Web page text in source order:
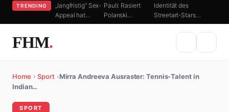
TRENDING
„langfristig“ Sex-
Appeal hat…
Pauli: Rasiert
Polanski…
Identität des
Streetart-Stars…
FHM.
Home › Sport ›Mirra Andreeva Ausraster: Tennis-Talent in
Indian…
SPORT